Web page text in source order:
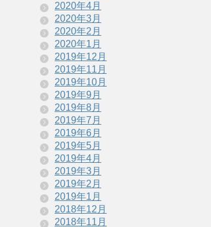
2020年4月
2020年3月
2020年2月
2020年1月
2019年12月
2019年11月
2019年10月
2019年9月
2019年8月
2019年7月
2019年6月
2019年5月
2019年4月
2019年3月
2019年2月
2019年1月
2018年12月
2018年11月